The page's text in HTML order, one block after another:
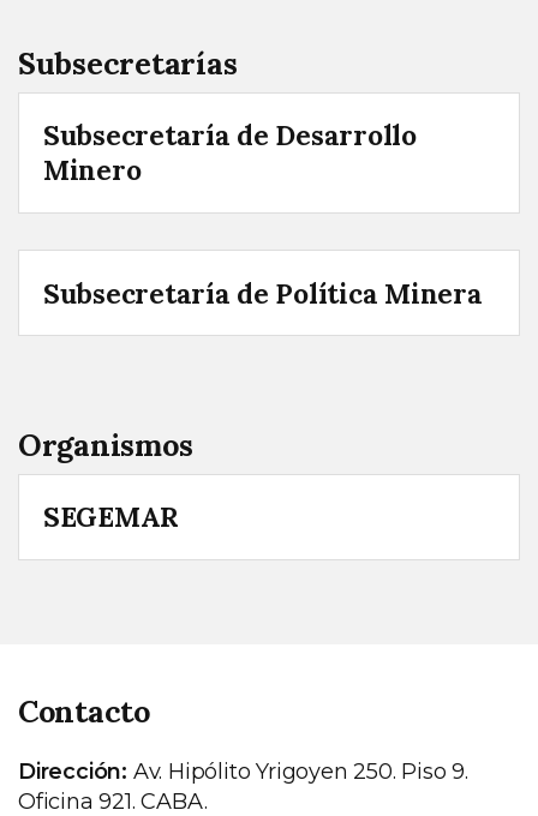
Subsecretarías
Subsecretaría de Desarrollo
Minero
Subsecretaría de Política Minera
Organismos
SEGEMAR
Contacto
Dirección: Av. Hipólito Yrigoyen 250. Piso 9.
Oficina 921. CABA.